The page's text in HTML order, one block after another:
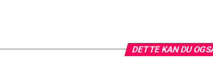
DETTE KAN DU